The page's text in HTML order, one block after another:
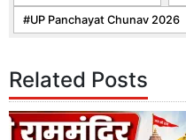
UP Panchayat Chunav 2026
Related Posts